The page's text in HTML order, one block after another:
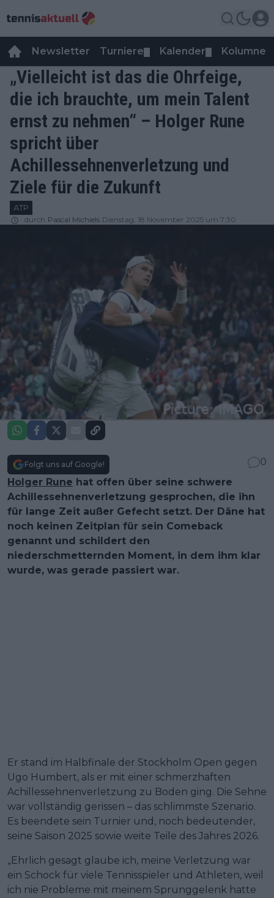
Newsletter Turniere Kalender Kolumnen
„Vielleicht ist das die Ohrfeige,
die ich brauchte, um mein Talent
ernst zu nehmen“ – Holger Rune
spricht über
Achillessehnenverletzung und
Ziele für die Zukunft
ATP
durch Pascal Michiels Dienstag, 18 November 2025 um 7:30
Folgt uns auf Google!
0
Holger Rune hat offen über seine schwere
Achillessehnenverletzung gesprochen, die ihn
für lange Zeit außer Gefecht setzt. Der Däne hat
noch keinen Zeitplan für sein Comeback
genannt und schildert den
niederschmetternden Moment, in dem ihm klar
wurde, was gerade passiert war.
Er stand im Halbfinale der Stockholm Open gegen
Ugo Humbert, als er mit einer schmerzhaften
Achillessehnenverletzung zu Boden ging. Die Sehne
war vollständig gerissen – das schlimmste Szenario.
Es beendete sein Turnier und, noch bedeutender,
seine Saison 2025 sowie weite Teile des Jahres 2026.
„Ehrlich gesagt glaube ich, meine Verletzung war
ein Schock für viele Tennisspieler und Athleten, weil
ich nie Probleme mit meinem Sprunggelenk hatte